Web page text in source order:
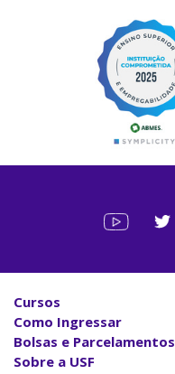
Cursos
Como Ingressar
Bolsas e Parcelamentos
Sobre a USF